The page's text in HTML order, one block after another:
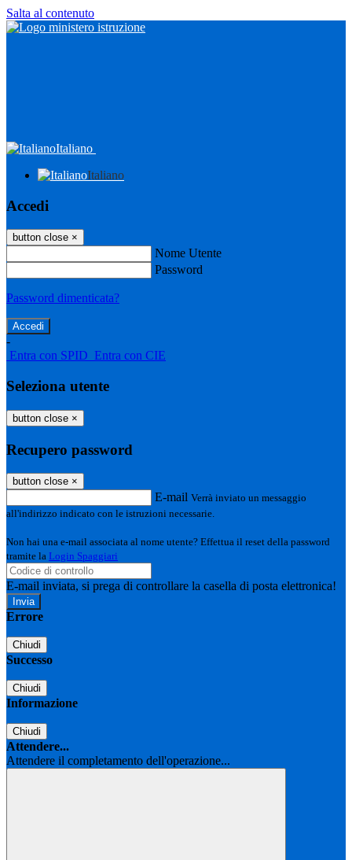
Salta al contenuto
Italiano
Italiano
Accedi
button close ×
Nome Utente
Password
Password dimenticata?
-
Entra con SPID Entra con CIE
Seleziona utente
button close ×
Recupero password
button close ×
E-mail Verrà inviato un messaggio
all'indirizzo indicato con le istruzioni necessarie.
Non hai una e-mail associata al nome utente? Effettua il reset della password
tramite la Login Spaggiari
E-mail inviata, si prega di controllare la casella di posta elettronica!
Errore
Chiudi
Successo
Chiudi
Informazione
Chiudi
Attendere...
Attendere il completamento dell'operazione...